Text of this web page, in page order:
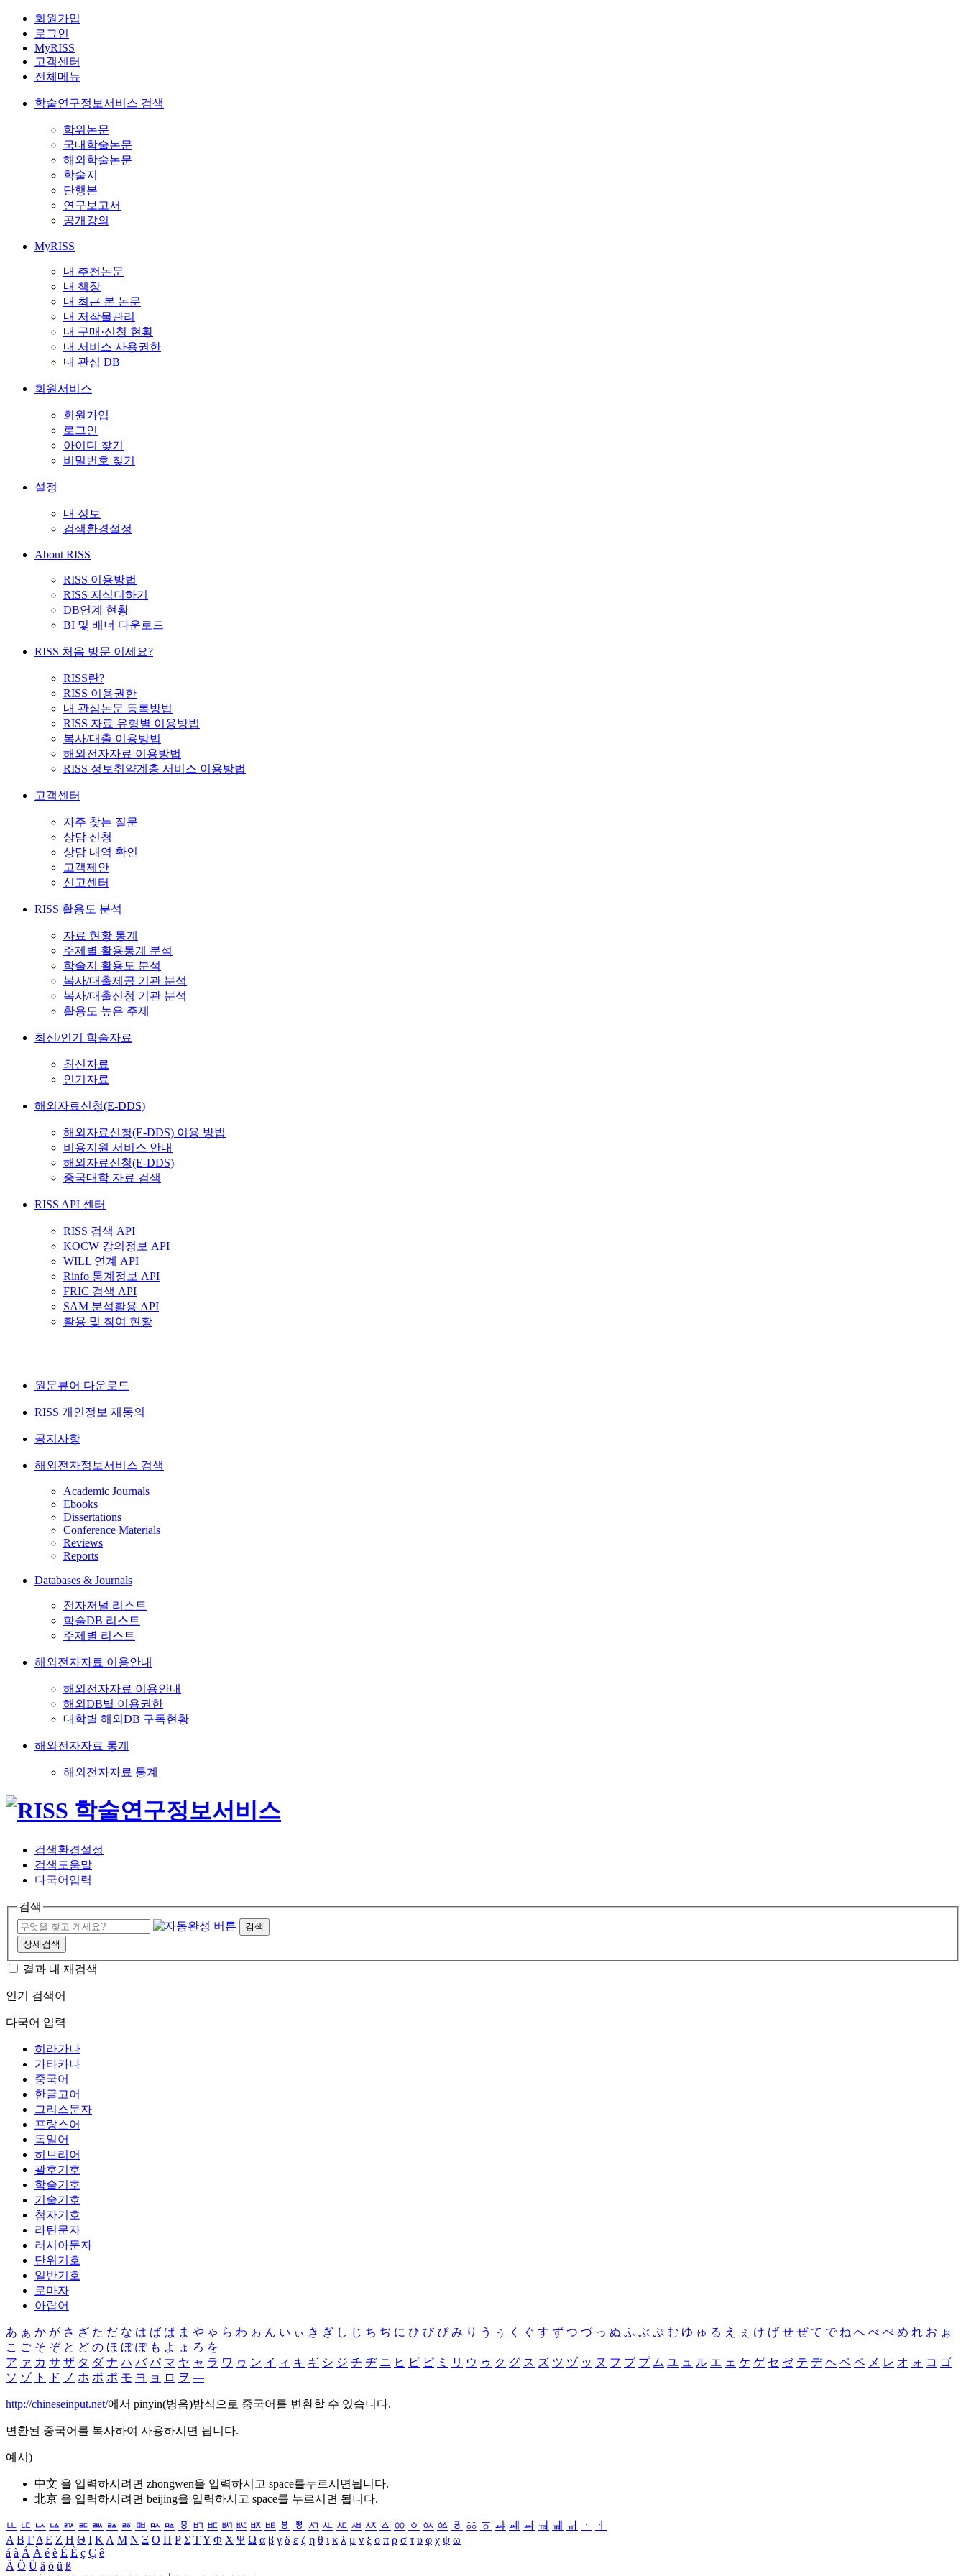
회원가입
로그인
MyRISS
고객센터
전체메뉴
학술연구정보서비스 검색
학위논문
국내학술논문
해외학술논문
학술지
단행본
연구보고서
공개강의
MyRISS
내 추천논문
내 책장
내 최근 본 논문
내 저작물관리
내 구매·신청 현황
내 서비스 사용권한
내 관심 DB
회원서비스
회원가입
로그인
아이디 찾기
비밀번호 찾기
설정
내 정보
검색환경설정
About RISS
RISS 이용방법
RISS 지식더하기
DB연계 현황
BI 및 배너 다운로드
RISS 처음 방문 이세요?
RISS란?
RISS 이용권한
내 관심논문 등록방법
RISS 자료 유형별 이용방법
복사/대출 이용방법
해외전자자료 이용방법
RISS 정보취약계층 서비스 이용방법
고객센터
자주 찾는 질문
상담 신청
상담 내역 확인
고객제안
신고센터
RISS 활용도 분석
자료 현황 통계
주제별 활용통계 분석
학술지 활용도 분석
복사/대출제공 기관 분석
복사/대출신청 기관 분석
활용도 높은 주제
최신/인기 학술자료
최신자료
인기자료
해외자료신청(E-DDS)
해외자료신청(E-DDS) 이용 방법
비용지원 서비스 안내
해외자료신청(E-DDS)
중국대학 자료 검색
RISS API 센터
RISS 검색 API
KOCW 강의정보 API
WILL 연계 API
Rinfo 통계정보 API
FRIC 검색 API
SAM 분석활용 API
활용 및 참여 현황
원문뷰어 다운로드
RISS 개인정보 재동의
공지사항
해외전자정보서비스 검색
Academic Journals
Ebooks
Dissertations
Conference Materials
Reviews
Reports
Databases & Journals
전자저널 리스트
학술DB 리스트
주제별 리스트
해외전자자료 이용안내
해외전자자료 이용안내
해외DB별 이용권한
대학별 해외DB 구독현황
해외전자자료 통계
해외전자자료 통계
검색환경설정
검색도움말
다국어입력
검색
검색
상세검색
결과 내 재검색
인기 검색어
다국어 입력
히라가나
가타카나
중국어
한글고어
그리스문자
프랑스어
독일어
히브리어
괄호기호
학술기호
기술기호
첨자기호
라틴문자
러시아문자
단위기호
일반기호
로마자
아랍어
あ ぁ か が さ ざ た だ な は ば ぱ ま や ゃ ら わ ゎ ん い ぃ き ぎ し じ ち ぢ に ひ び ぴ み り う ぅ く ぐ す ず つ づ っ ぬ ふ ぶ ぷ む ゆ ゅ る え ぇ け げ せ ぜ て で ね へ べ ぺ め れ お ぉ
こ ご そ ぞ と ど の ほ ぼ ぽ も よ ょ ろ を
ア ァ カ サ ザ タ ダ ナ ハ バ パ マ ヤ ャ ラ ワ ヮ ン イ ィ キ ギ シ ジ チ ヂ ニ ヒ ビ ピ ミ リ ウ ゥ ク グ ス ズ ツ ヅ ッ ヌ フ ブ プ ム ユ ュ ル エ ェ ケ ゲ セ ゼ テ デ ヘ ベ ペ メ レ オ ォ コ ゴ
ソ ゾ ト ド ノ ホ ボ ポ モ ヨ ョ ロ ヲ ―
http://chineseinput.net/에서 pinyin(병음)방식으로 중국어를 변환할 수 있습니다.
변환된 중국어를 복사하여 사용하시면 됩니다.
예시)
中文 을 입력하시려면 zhongwen을 입력하시고 space를누르시면됩니다.
北京 을 입력하시려면 beijing을 입력하시고 space를 누르시면 됩니다.
ㅥ ㅦ ㅧ ㅨ ㅩ ㅪ ㅫ ㅬ ㅭ ㅮ ㅯ ㅰ ㅱ ㅲ ㅳ ㅴ ㅵ ㅶ ㅷ ㅸ ㅹ ㅺ ㅻ ㅼ ㅽ ㅾ ㅿ ㆀ ㆁ ㆂ ㆃ ㆄ ㆅ ㆆ ㆇ ㆈ ㆉ ㆊ ㆋ ㆌ ㆍ
ㆎ
Α Β ΓΔ Ε Ζ Η Θ Ι ΚΛ Μ Ν Ξ Ο Π Ρ Σ ΤΥ Φ Χ Ψ Ω α β γ δ ε ζ η θ ι κ λ μ ν ξ ο π ρ σ τ υ φ χ ψ ω
á à Á À é è É È ç Ç ê
Ä Ö Ü ä ö ü ß